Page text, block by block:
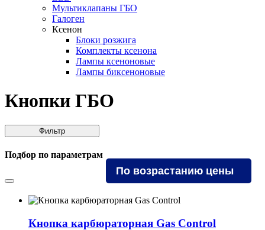
Мультиклапаны ГБО
Галоген
Ксенон
Блоки розжига
Комплекты ксенона
Лампы ксеноновые
Лампы биксеноновые
Кнопки ГБО
Фильтр
Подбор по параметрам
Кнопка карбюраторная Gas Control